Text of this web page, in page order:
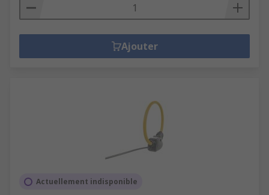
Ajouter
Actuellement indisponible